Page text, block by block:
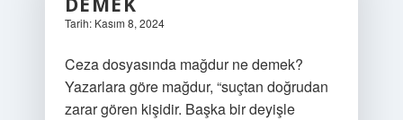
Tarih: Kasım 8, 2024
Ceza dosyasında mağdur ne demek?
Yazarlara göre mağdur, “suçtan doğrudan
zarar gören kişidir. Başka bir deyişle